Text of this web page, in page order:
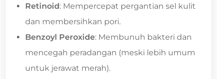
Retinoid: Mempercepat pergantian sel kulit
dan membersihkan pori.
Benzoyl Peroxide: Membunuh bakteri dan
mencegah peradangan (meski lebih umum
untuk jerawat merah).